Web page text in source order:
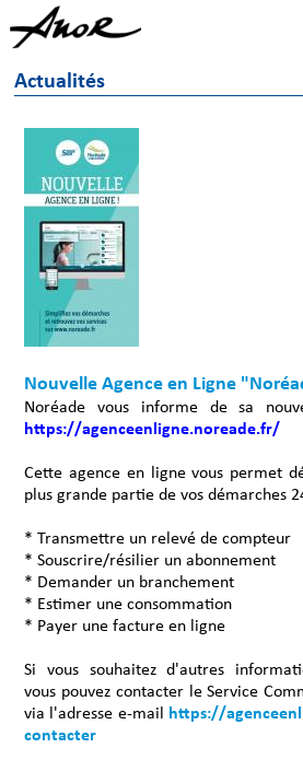
Actualités
Nouvelle Agence en Ligne
Noréade vous informe de sa
https://agenceenligne.noreade.fr/
Cette agence en ligne vous permet
plus grande partie de vos démarches
* Transmettre un relevé de compteur
* Souscrire/résilier un abonnement
* Demander un branchement
* Estimer une consommation
* Payer une facture en ligne
Si vous souhaitez d'autres
vous pouvez contacter le Service
via l'adresse e-mail
https://
contacter